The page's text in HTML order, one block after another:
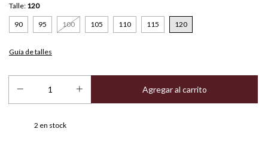
Talle: 120
90 95 100 105 110 115 120
Guía de talles
2 en stock